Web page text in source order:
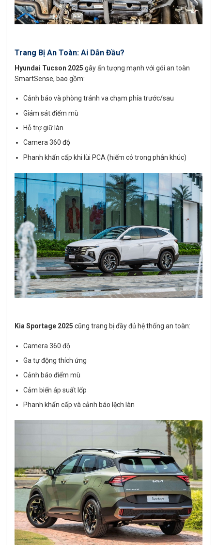
Trang Bị An Toàn: Ai Dẫn Đầu?
Hyundai Tucson 2025 gây ấn tượng mạnh với gói an toàn
SmartSense, bao gồm:
Cảnh báo và phòng tránh va chạm phía trước/sau
Giám sát điểm mù
Hỗ trợ giữ làn
Camera 360 độ
Phanh khẩn cấp khi lùi PCA (hiếm có trong phân khúc)
Kia Sportage 2025 cũng trang bị đầy đủ hệ thống an toàn:
Camera 360 độ
Ga tự động thích ứng
Cảnh báo điểm mù
Cảm biến áp suất lốp
Phanh khẩn cấp và cảnh báo lệch làn